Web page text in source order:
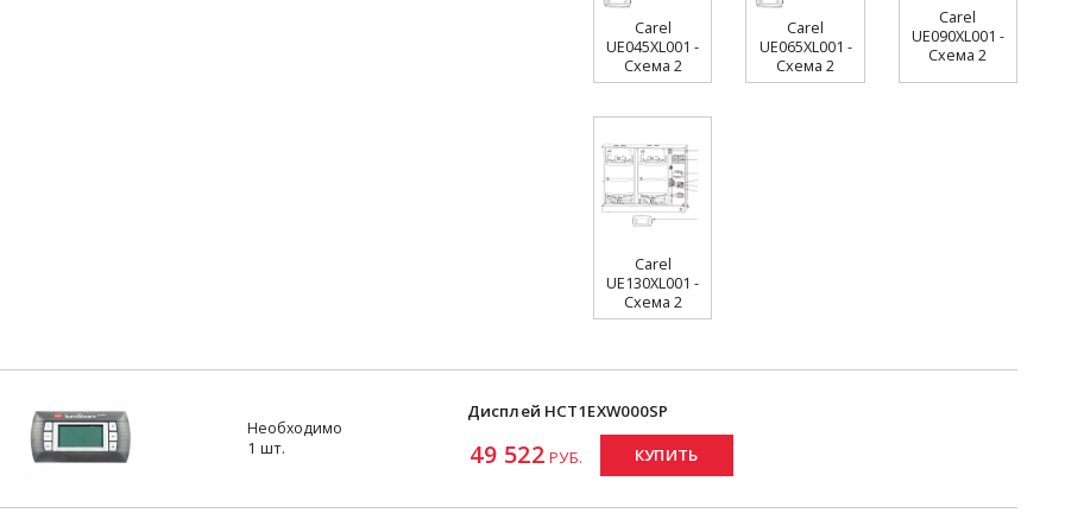
Carel
UE045XL001 -
Схема 2
Carel
UE065XL001 -
Схема 2
Carel
UE090XL001 -
Схема 2
Carel
UE130XL001 -
Схема 2
Необходимо
1 шт.
Дисплей HCT1EXW000SP
49 522 РУБ. КУПИТЬ